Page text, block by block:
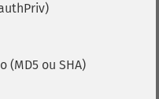
(MD5 ou SHA)